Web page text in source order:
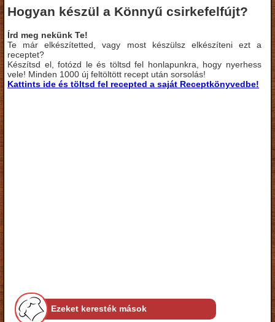
Hogyan készül a Könnyű csirkefelfújt?
Írd meg nekünk Te!
Te már elkészítetted, vagy most készülsz elkészíteni ezt a
receptet?
Készítsd el, fotózd le és töltsd fel honlapunkra, hogy nyerhess
vele! Minden 1000 új feltöltött recept után sorsolás!
Kattints ide és töltsd fel recepted a saját Receptkönyvedbe!
Ezeket keresték mások